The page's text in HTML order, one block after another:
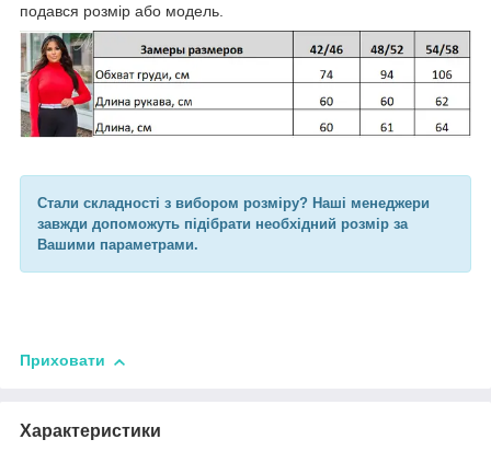
подався розмір або модель.
Стали складності з вибором розміру? Наші менеджери
завжди допоможуть підібрати необхідний розмір за
Вашими параметрами.
Приховати
Характеристики